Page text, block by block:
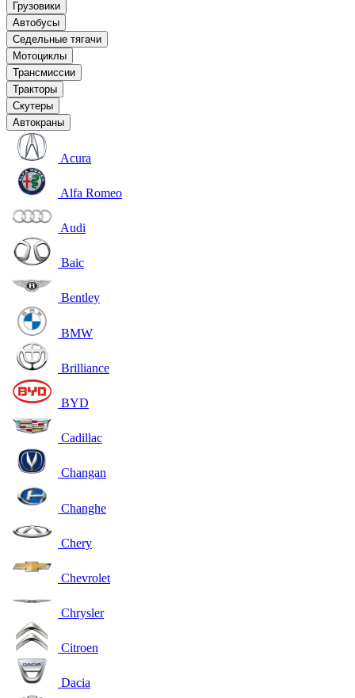
Грузовики
Автобусы
Седельные тягачи
Мотоциклы
Трансмиссии
Тракторы
Скутеры
Автокраны
Acura
Alfa Romeo
Audi
Baic
Bentley
BMW
Brilliance
BYD
Cadillac
Changan
Changhe
Chery
Chevrolet
Chrysler
Citroen
Dacia